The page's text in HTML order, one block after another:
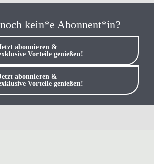
kein*e Abonnent*in?
abonnieren &
Vorteile genießen!
abonnieren &
Vorteile genießen!